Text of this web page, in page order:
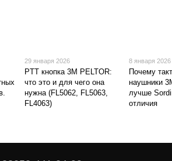
29 января 2026
PTT кнопка 3M PELTOR:
что это и для чего она
нужна (FL5062, FL5063,
FL4063)
8 января 2026
Почему
наушники
лучше
отличия